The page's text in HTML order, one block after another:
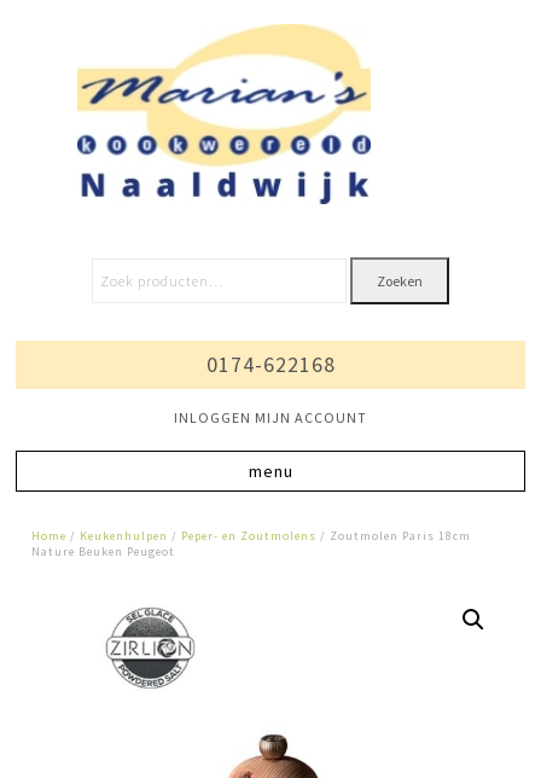
Zoeken
0174-622168
INLOGGEN MIJN ACCOUNT
Home / Keukenhulpen / Peper- en Zoutmolens / Zoutmolen Paris 18cm
Nature Beuken Peugeot